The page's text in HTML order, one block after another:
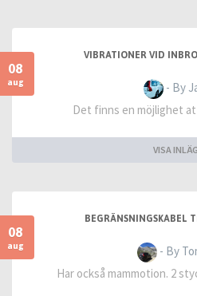
08
aug
VIBRATIONER VID
- By
Det finns en möjlighet
VISA
08
aug
BEGRÄNSNINGSKABEL
- By
Har också mammotion. 2